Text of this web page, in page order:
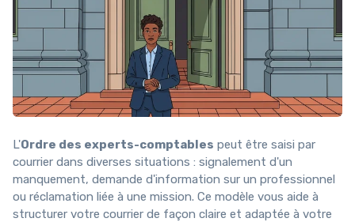
L'Ordre des experts-comptables peut être saisi par
courrier dans diverses situations : signalement d'un
manquement, demande d'information sur un professionnel
ou réclamation liée à une mission. Ce modèle vous aide à
structurer votre courrier de façon claire et adaptée à votre